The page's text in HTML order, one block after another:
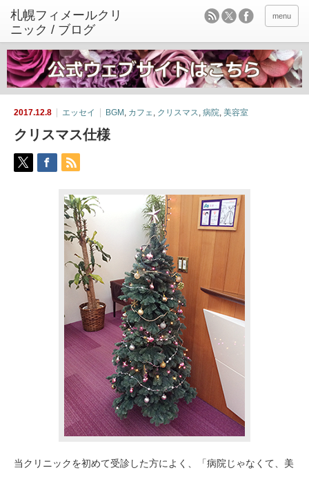
menu
2017.12.8 エッセイ BGM, カフェ, クリスマス, 病院, 美容室
クリスマス仕様
当クリニックを初めて受診した方によく、「病院じゃなくて、美